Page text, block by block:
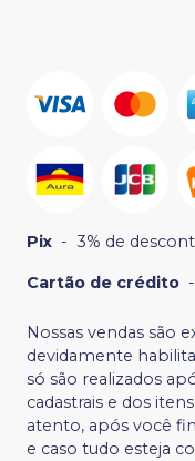
Pix - 3% de
Cartão de crédito -
Nossas vendas são
devidamente
só são realizados
cadastrais e dos
atento, após você
e caso tudo esteja